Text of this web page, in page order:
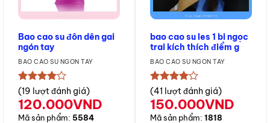
Bao cao su đôn dên gai
ngón tay
BAO CAO SU NGÓN TAY
★★★★★
(19 lượt đánh giá)
120.000VND
Mã sản phẩm: 5584
bao cao su les 1 bi ngọc
trai kích thích điểm g
BAO CAO SU NGÓN TAY
★★★★★
(41 lượt đánh giá)
150.000VND
Mã sản phẩm: 1818